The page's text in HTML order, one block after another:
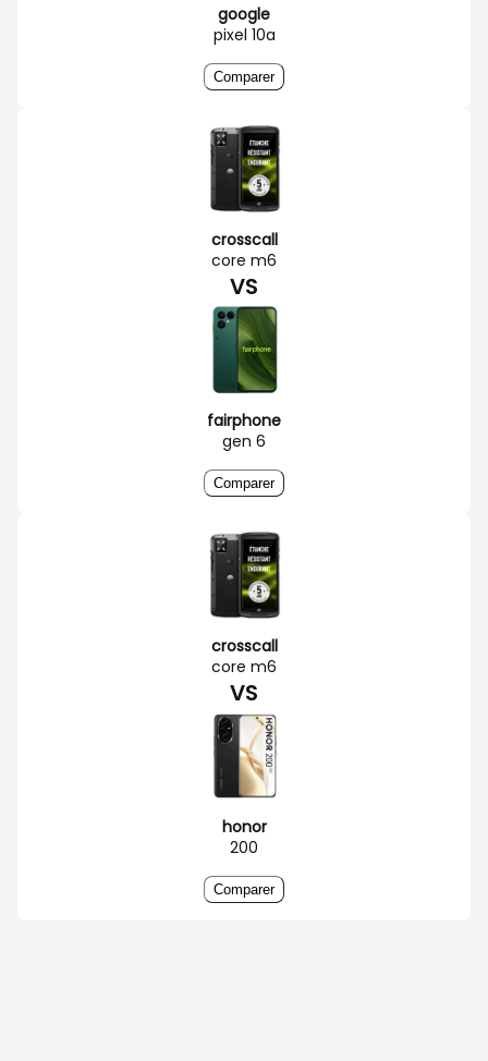
google
pixel 10a
Comparer
crosscall
core m6
VS
fairphone
gen 6
Comparer
crosscall
core m6
VS
honor
200
Comparer